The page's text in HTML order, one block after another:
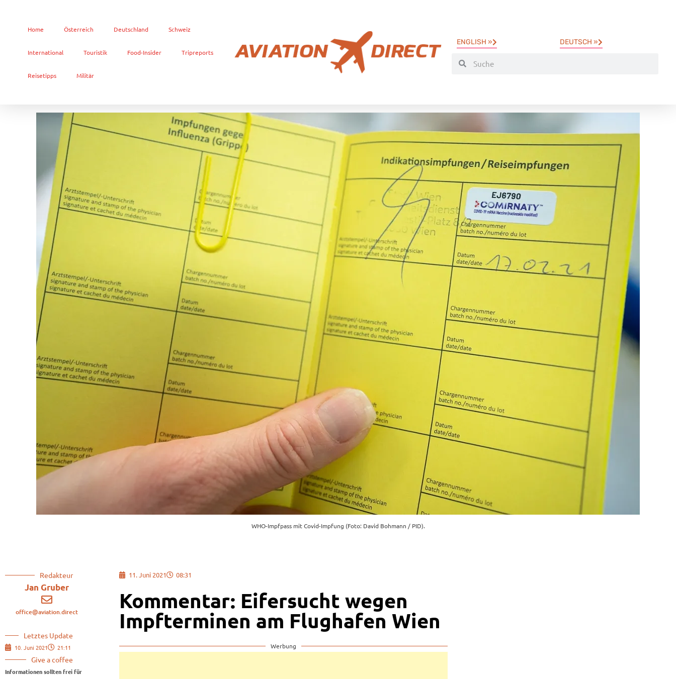
Home Österreich Deutschland Schweiz
International Touristik Food-Insider Tripreports
Reisetipps Militär
ENGLISH » DEUTSCH »
WHO-Impfpass mit Covid-Impfung (Foto: David Bohmann / PID).
Redakteur
Jan Gruber
office@aviation.direct
Letztes Update
10. Juni 2021 21:11
Give a coffee
Informationen sollten frei für
11. Juni 2021 08:31
Kommentar: Eifersucht wegen
Impfterminen am Flughafen Wien
Werbung